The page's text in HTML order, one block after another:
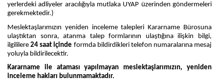
yerlerdeki adliyeler aracılığıyla mutlaka UYAP üzerinden göndermeleri
gerekmektedir.)
Meslektaşlarımızın yeniden inceleme talepleri Kararname Bürosuna
ulaştıktan sonra, atanma talep formlarının ulaştığına ilişkin bilgi,
ilgililere24 saat içinde formda bildirdikleri telefon numaralarına mesaj
yoluyla bildirilecektir.
Kararname ile ataması yapılmayan meslektaşlarımızın, yeniden
inceleme hakları bulunmamaktadır.